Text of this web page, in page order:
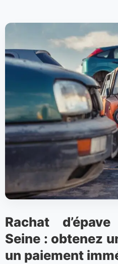
Rachat
Seine : obtenez
un paiement